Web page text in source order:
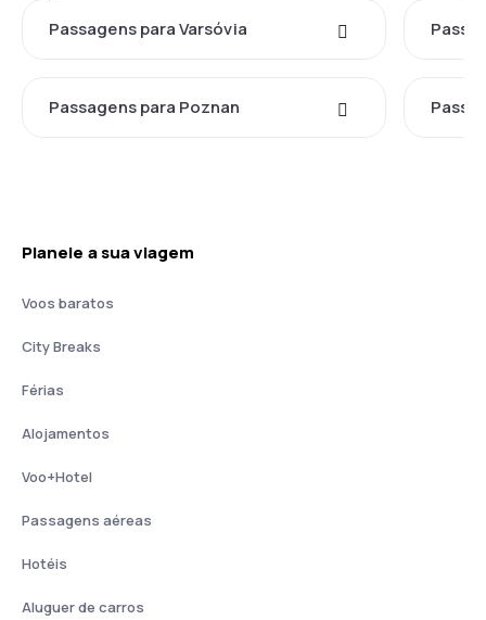
Passagens para Varsóvia
Passagens para Poznan
Planeie a sua viagem
Voos baratos
City Breaks
Férias
Alojamentos
Voo+Hotel
Passagens aéreas
Hotéis
Aluguer de carros